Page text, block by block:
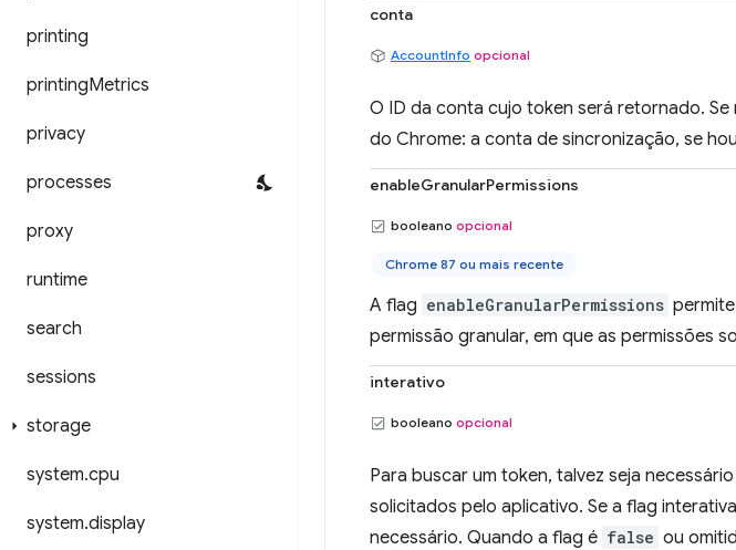
printing
printingMetrics
privacy
processes
proxy
runtime
search
sessions
storage
system.cpu
system.display
conta
AccountInfo opcional
O ID da conta cujo token será retornado.
do Chrome: a conta de sincronização, se
enableGranularPermissions
booleano opcional
Chrome 87 ou mais recente
A flag enableGranularPermissions
permissão granular, em que as permissões
interativo
booleano opcional
Para buscar um token, talvez seja
solicitados pelo aplicativo. Se a flag
necessário. Quando a flag é false ou